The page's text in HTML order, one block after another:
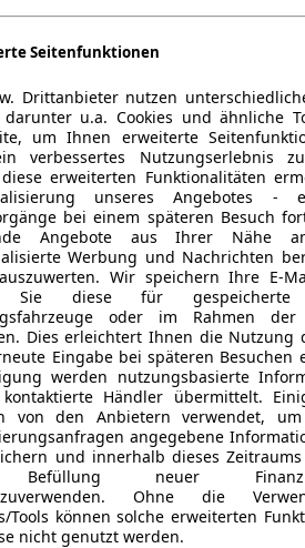
Seitenfunktionen
Drittanbieter nutzen
u.a. Cookies und ähnliche
um Ihnen erweiterte
verbessertes Nutzungserlebnis
erweiterten Funktionalitäten
unseres Angebotes
bei einem späteren Besuch
Angebote aus Ihrer Nähe
Werbung und Nachrichten
Wir speichern Ihre E-
Sie diese für gespeicherte
oder im Rahmen der
Dies erleichtert Ihnen die Nutzung
Eingabe bei späteren
werden nutzungsbasierte
Händler übermittelt.
von den Anbietern verwendet,
angegebene
und innerhalb dieses
neuer
Ohne die
Tools können solche erweiterten
nicht genutzt werden.